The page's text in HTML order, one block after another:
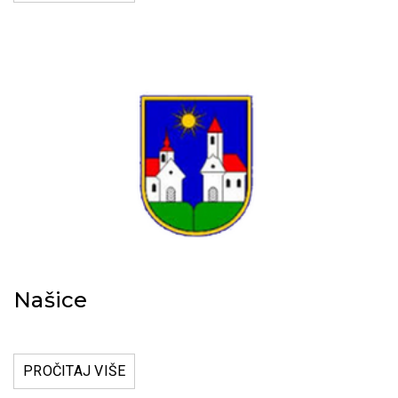
Našice
PROČITAJ VIŠE